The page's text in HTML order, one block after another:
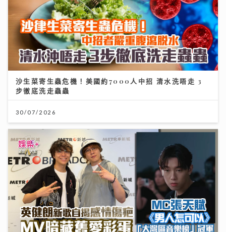
沙生菜寄生蟲危機！美國約7000人中招 清水洗唔走 3
步徹底洗走蟲蟲
30/07/2026